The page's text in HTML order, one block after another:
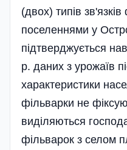
(двох) типів зв'язків
поселеннями у
підтверджується
р. даних з урожаїв
характеристики
фільварки не
виділяються
фільварок з селом